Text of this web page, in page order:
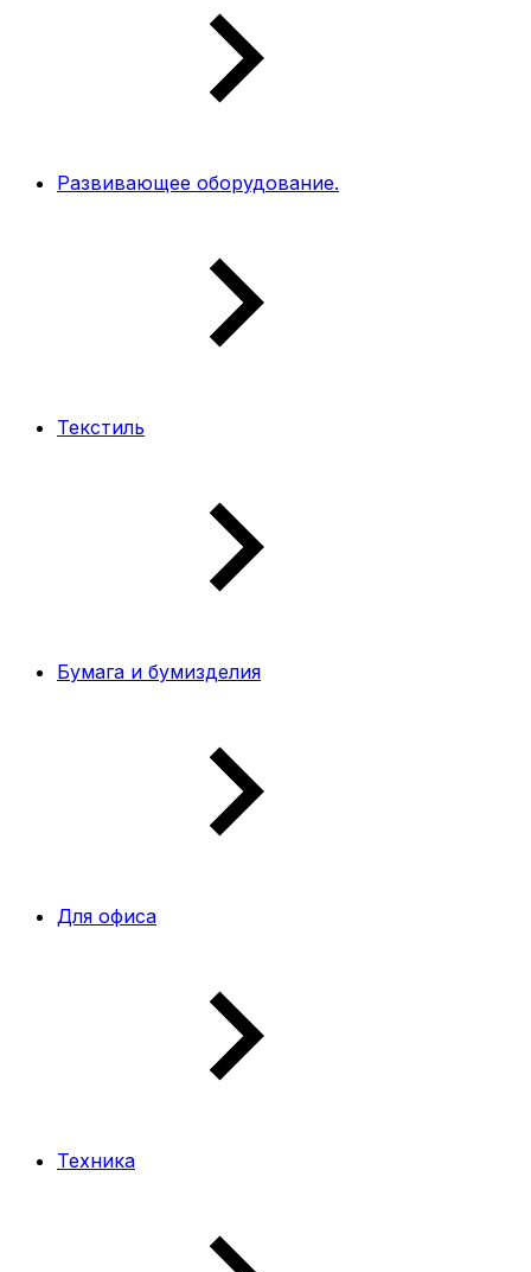
Развивающее оборудование.
Текстиль
Бумага и бумизделия
Для офиса
Техника